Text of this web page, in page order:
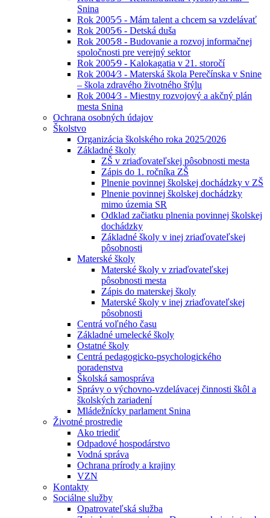
Snina
Rok 2005⁄5 - Mám talent a chcem sa vzdelávať
Rok 2005⁄6 - Detská duša
Rok 2005⁄8 - Budovanie a rozvoj informačnej
spoločnosti pre verejný sektor
Rok 2005⁄9 - Kalokagatia v 21. storočí
Rok 2004⁄3 - Materská škola Perečínska v Snine
– škola zdravého životného štýlu
Rok 2004⁄3 - Miestny rozvojový a akčný plán
mesta Snina
Ochrana osobných údajov
Školstvo
Organizácia školského roka 2025/2026
Základné školy
ZŠ v zriaďovateľskej pôsobnosti mesta
Zápis do 1. ročníka ZŠ
Plnenie povinnej školskej dochádzky v ZŠ
Plnenie povinnej školskej dochádzky
mimo územia SR
Odklad začiatku plnenia povinnej školskej
dochádzky
Základné školy v inej zriaďovateľskej
pôsobnosti
Materské školy
Materské školy v zriaďovateľskej
pôsobnosti mesta
Zápis do materskej školy
Materské školy v inej zriaďovateľskej
pôsobnosti
Centrá voľného času
Základné umelecké školy
Ostatné školy
Centrá pedagogicko-psychologického
poradenstva
Školská samospráva
Správy o výchovno-vzdelávacej činnosti škôl a
školských zariadení
Mládežnícky parlament Snina
Životné prostredie
Ako triediť
Odpadové hospodárstvo
Vodná správa
Ochrana prírody a krajiny
VZN
Kontakty
Sociálne služby
Opatrovateľská služba